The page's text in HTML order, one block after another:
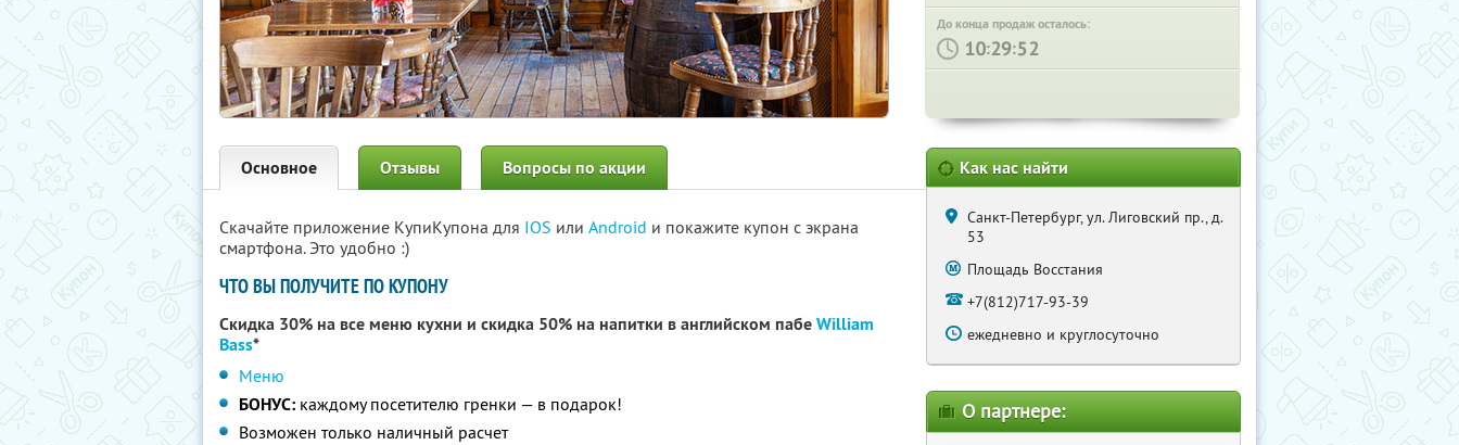
До конца продаж осталось:
: :
Основное Отзывы Вопросы по акции
Скачайте приложение КупиКупона для IOS или Android и покажите купон с экрана
смартфона. Это удобно :)
ЧТО ВЫ ПОЛУЧИТЕ ПО КУПОНУ
Скидка 30% на все меню кухни и скидка 50% на напитки в английском пабеWilliam
Bass*
Меню
БОНУС: каждому посетителю гренки — в подарок!
Возможен только наличный расчет
Как нас найти
Санкт-Петербург, ул. Лиговский пр., д.
53
Площадь Восстания
+7(812)717-93-39
ежедневно и круглосуточно
О партнере: